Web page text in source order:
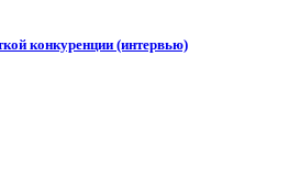
конкуренции (интервью)